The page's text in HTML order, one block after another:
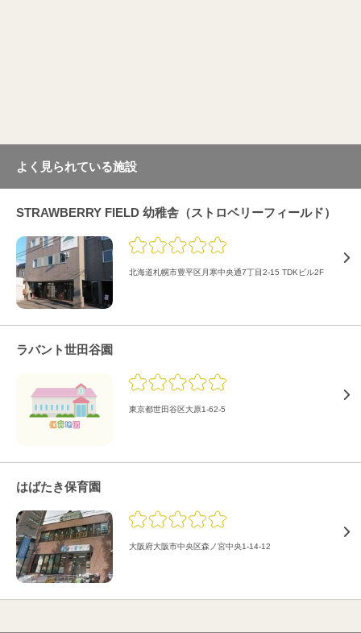
よく見られている施設
STRAWBERRY FIELD 幼稚舎（ストロベリーフィールド）
北海道札幌市豊平区月寒中央通7丁目2-15 TDKビル2F
ラバント世田谷園
東京都世田谷区大原1-62-5
はばたき保育園
大阪府大阪市中央区森ノ宮中央1-14-12